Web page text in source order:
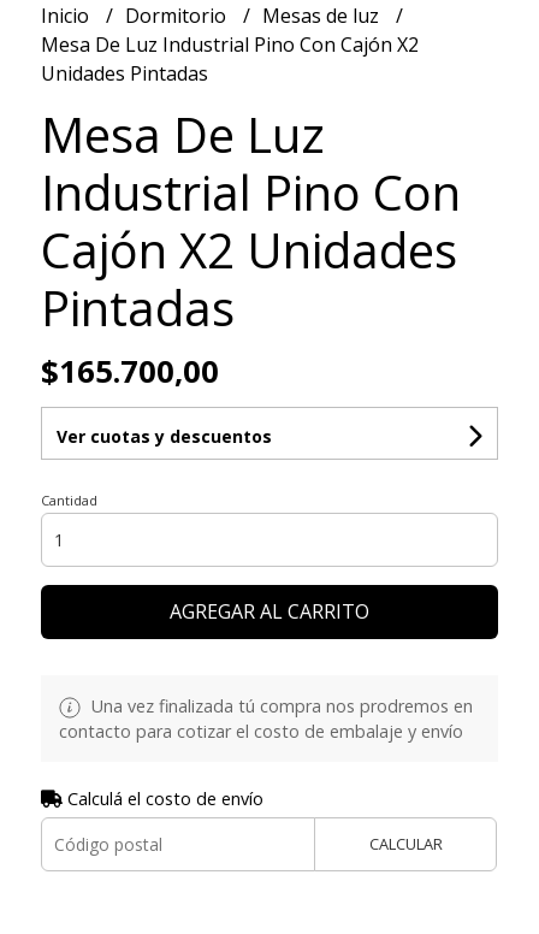
Inicio Dormitorio
Mesas de luz
Mesa De Luz Industrial Pino Con Cajón X2
Unidades Pintadas
Mesa De Luz
Industrial Pino Con
Cajón X2 Unidades
Pintadas
$165.700,00
Ver cuotas y descuentos
Cantidad
AGREGAR AL CARRITO
Una vez finalizada tú compra nos prodremos en
contacto para cotizar el costo de embalaje y envío
Calculá el costo de envío
CALCULAR